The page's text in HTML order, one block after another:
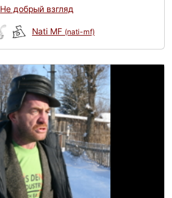
Не добрый взгляд
Nati MF (nati-mf)